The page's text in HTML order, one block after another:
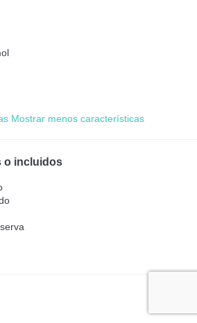
Mostrar menos características
o incluidos